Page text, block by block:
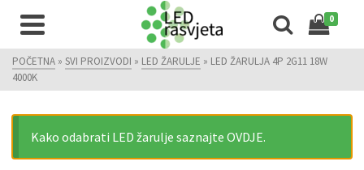
0
POČETNA » SVI PROIZVODI » LED ŽARULJE » LED ŽARULJA 4P 2G11 18W
4000K
Kako odabrati LED žarulje saznajte OVDJE.